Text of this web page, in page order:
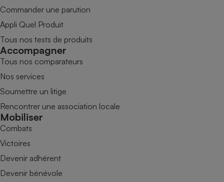
Commander une parution
Appli Quel Produit
Tous nos tests de produits
Accompagner
Tous nos comparateurs
Nos services
Soumettre un litige
Rencontrer une association locale
Mobiliser
Combats
Victoires
Devenir adhérent
Devenir bénévole